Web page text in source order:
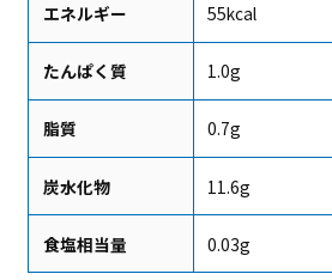
エネルギー 55kcal
たんぱく質 1.0g
脂質 0.7g
炭水化物 11.6g
食塩相当量 0.03g